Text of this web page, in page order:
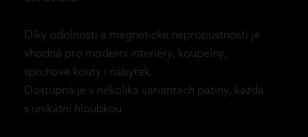
Díky odolnosti a magnetické nepropustnosti je
vhodná pro moderní interiéry, koupelny,
sprchové kouty i nábytek.
Dostupná je v několika variantách patiny, každá
s unikátní hloubkou.